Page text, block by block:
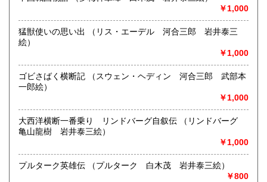
店頭へのお持ち込み、宅配便でのご送付のいずれも承りま
す。
どうぞお気軽にご相談ください。
取り扱い分野
歴史、社会科学、自然科学、美術工芸、国語国文、古典籍、
近代文献、趣味、サブカルチャー、古書一般（その他）
￥1,000
猛獣使いの思い出 （リス・エーデル 河合三郎 岩井泰三
絵）
￥1,000
ゴビさばく横断記 （スウェン・ヘディン 河合三郎 武部本
一郎絵）
￥1,000
大西洋横断一番乗り リンドバーグ自叙伝 （リンドバーグ
亀山龍樹 岩井泰三絵）
￥1,000
プルターク英雄伝 （プルターク 白木茂 岩井泰三絵）
￥800